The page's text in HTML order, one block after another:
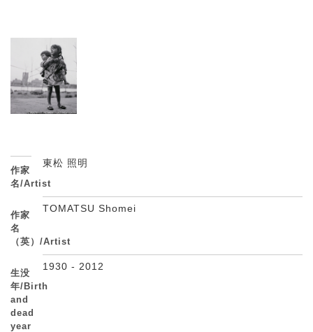
作家
名/Artist
東松 照明
作家
名
（英）/Artist
TOMATSU Shomei
生没
年/Birth
and
dead
year
1930 - 2012